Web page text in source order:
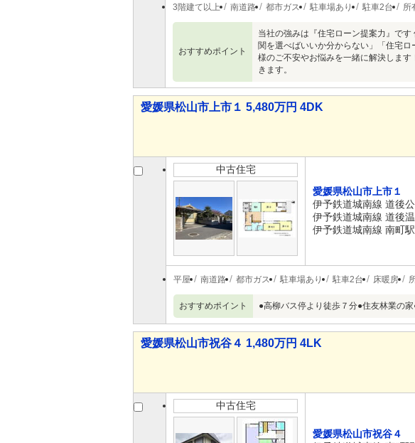
3階建て以上 南道路 都市ガス 駐車場あり 駐車2台 所
おすすめポイント
当社の強みは『住宅ローン提案力』で
関を選べばいいか分からない」「住宅
様のご不安やお悩みを一緒に解決しま
きます。
愛媛県松山市上市１ 5,480万円 4DK
中古住宅
愛媛県松山市上市１
伊予鉄道城南線 道後
伊予鉄道城南線 道後
伊予鉄道城南線 南町
平屋 南道路 都市ガス 駐車場あり 駐車2台 床暖房
おすすめポイント ●高柳バス停より徒歩７分●住友林業の
愛媛県松山市祝谷４ 1,480万円 4LK
中古住宅
愛媛県松山市祝谷４